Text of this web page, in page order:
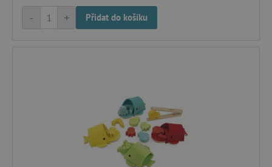
+
- Přidat do košíku